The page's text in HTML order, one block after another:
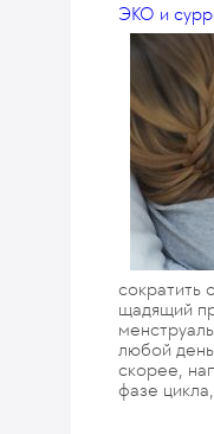
ЭКО и
сократить
щадящий
любой
скорее,
фазе